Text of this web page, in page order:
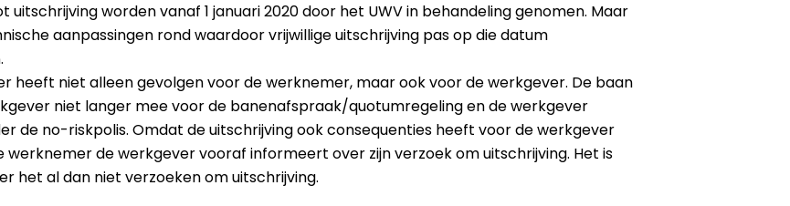
worden vanaf 1 januari 2020 door het UWV in behandeling genomen. Maar
aanpassingen rond waardoor vrijwillige uitschrijving pas op die datum
heeft niet alleen gevolgen voor de werknemer, maar ook voor de werkgever. De baan
niet langer mee voor de banenafspraak/quotumregeling en de werkgever
de no-riskpolis. Omdat de uitschrijving ook consequenties heeft voor de werkgever
de werkgever vooraf informeert over zijn verzoek om uitschrijving. Het is
het al dan niet verzoeken om uitschrijving.